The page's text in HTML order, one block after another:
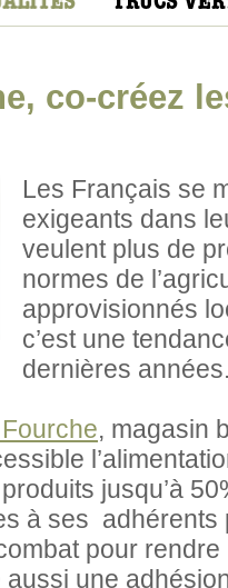
co-créez
Les Français se
exigeants dans
veulent plus de
normes de
approvisionnés
c’est une
dernières
, magasin
jusqu’à
à ses adhérents
pour
une